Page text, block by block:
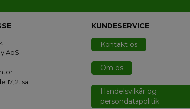
ApS
17, 2. sal
KUNDESERVICE
Kontakt os
Om os
Handelsvilkår og
persondatapolitik